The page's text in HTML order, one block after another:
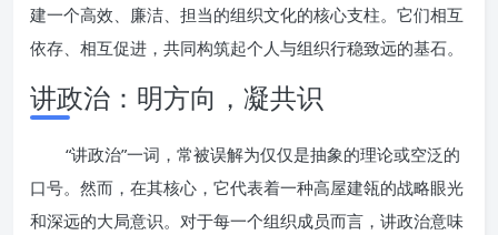
建一个高效、廉洁、担当的组织文化的核心支柱。它们相互
依存、相互促进，共同构筑起个人与组织行稳致远的基石。
讲政治：明方向，凝共识
“讲政治”一词，常被误解为仅仅是抽象的理论或空泛的
口号。然而，在其核心，它代表着一种高屋建瓴的战略眼光
和深远的大局意识。对于每一个组织成员而言，讲政治意味